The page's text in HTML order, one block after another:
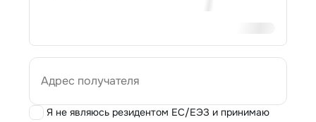
Адрес получателя
Я не являюсь резидентом ЕС/ЕЭЗ и принимаю